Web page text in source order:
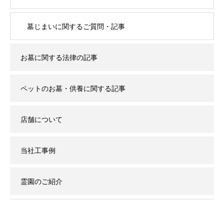
墓じまいに関するご質問・記事
お墓に関する法律の記事
ペットのお墓・供養に関する記事
店舗について
当社工事例
霊園のご紹介